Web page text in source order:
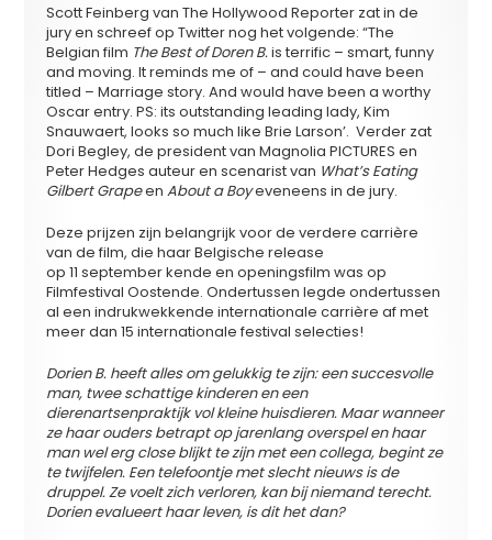
Scott Feinberg van The Hollywood Reporter zat in de
jury en schreef op Twitter nog het volgende: “The
Belgian film The Best of Doren B.is terrific – smart, funny
and moving. It reminds me of – and could have been
titled – Marriage story. And would have been a worthy
Oscar entry. PS: its outstanding leading lady, Kim
Snauwaert, looks so much like Brie Larson’. Verder zat
Dori Begley, de president van Magnolia PICTURES en
Peter Hedges auteur en scenarist van What’s Eating
Gilbert GrapeenAbout a Boyeveneens in de jury.
Deze prijzen zijn belangrijk voor de verdere carrière
van de film, die haar Belgische release
op 11 september kende en openingsfilm was op
Filmfestival Oostende. Ondertussen legde ondertussen
al een indrukwekkende internationale carrière af met
meer dan 15 internationale festival selecties!
Dorien B. heeft alles om gelukkig te zijn: een succesvolle
man, twee schattige kinderen en een
dierenartsenpraktijk vol kleine huisdieren. Maar wanneer
ze haar ouders betrapt op jarenlang overspel en haar
man wel erg close blijkt te zijn met een collega, begint ze
te twijfelen. Een telefoontje met slecht nieuws is de
druppel. Ze voelt zich verloren, kan bij niemand terecht.
Dorien evalueert haar leven, is dit het dan?